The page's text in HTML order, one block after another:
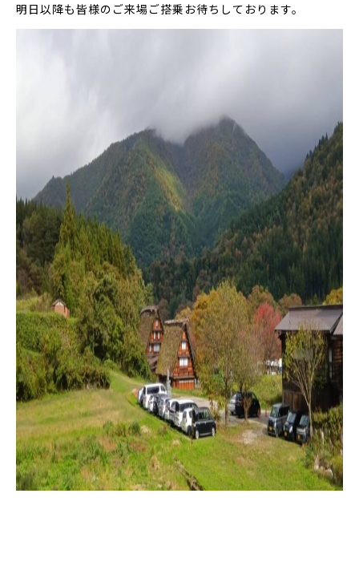
明日以降も皆様のご来場ご搭乗お待ちしております。